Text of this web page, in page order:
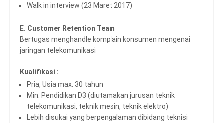
Walk in interview (23 Maret 2017)
E. Customer Retention Team
Bertugas menghandle komplain konsumen mengenai
jaringan telekomunikasi
Kualifikasi :
Pria, Usia max. 30 tahun
Min. Pendidikan D3 (diutamakan jurusan teknik
telekomunikasi, teknik mesin, teknik elektro)
Lebih disukai yang berpengalaman dibidang teknisi